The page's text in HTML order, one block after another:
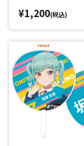
¥1,200(税込)